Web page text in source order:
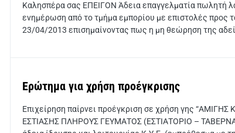
Καλησπέρα σας ΕΠΕΙΓΟΝ Άδεια επαγγελματία πωλητή
ενημέρωση από το τμήμα εμπορίου με επιστολές προς
23/04/2013 επισημαίνοντας πως η μη θεώρηση της
Ερώτημα για χρήση προέγκρισης
Επιχείρηση παίρνει προέγκριση σε χρήση γης
ΕΣΤΙΑΣΗΣ ΠΛΗΡΟΥΣ ΓΕΥΜΑΤΟΣ (ΕΣΤΙΑΤΟΡΙΟ –